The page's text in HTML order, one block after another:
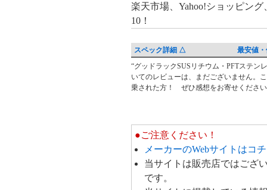
最
安
価
格
比
楽天市場、Yahoo!ショッピン
10！
スペック詳細 △ 最安値
レ
ビ
ク
“グッドラックSUSリチウム・PFTステン
いてのレビューは、まだございません。
乗された方！ ぜひ感想をお寄せくださ
●ご注意ください！
メーカーのWebサイトはコ
当サイトは販売店ではござ
です。